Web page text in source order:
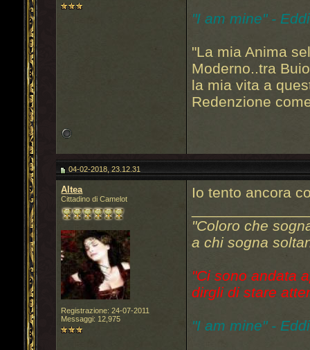
"I am mine" -
"La mia Anima
Moderno..tra
la mia vita a
Redenzione
04-02-2018, 23.12.31
Altea
Cittadino di Camelot
Registrazione: 24-07-2011
Messaggi: 12,975
Io tento ancora
"Coloro che
a chi sogna
"Ci sono andata
dirgli di stare
"I am mine" -